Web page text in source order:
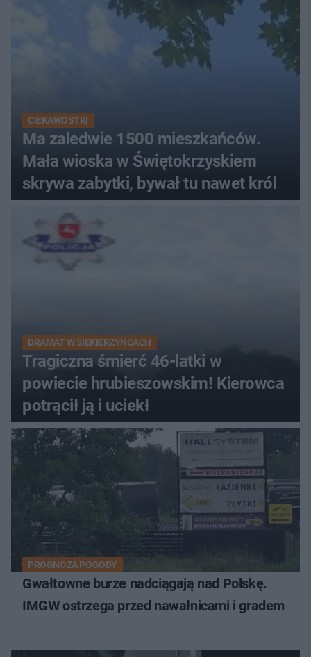
CIEKAWOSTKI
Ma zaledwie 1500 mieszkańców.
Mała wioska w Świętokrzyskiem
skrywa zabytki, bywał tu nawet król
DRAMAT W SIEKIERZYŃCACH
Tragiczna śmierć 46-latki w
powiecie hrubieszowskim! Kierowca
potrącił ją i uciekł
PROGNOZA POGODY
Gwałtowne burze nadciągają nad Polskę.
IMGW ostrzega przed nawałnicami i gradem